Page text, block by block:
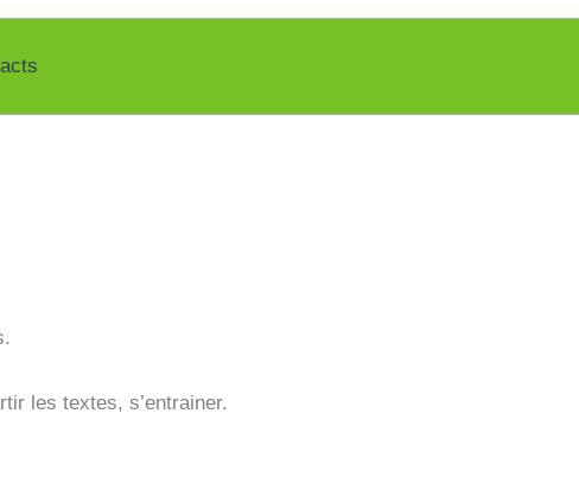
les textes, s’entrainer.